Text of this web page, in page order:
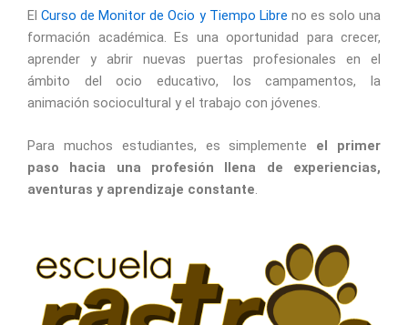
ElCurso de Monitor de Ocio y Tiempo Libre no es solo una
formación académica. Es una oportunidad para crecer,
aprender y abrir nuevas puertas profesionales en el
ámbito del ocio educativo, los campamentos, la
animación sociocultural y el trabajo con jóvenes.
Para muchos estudiantes, es simplemente el primer
paso hacia una profesión llena de experiencias,
aventuras y aprendizaje constante.